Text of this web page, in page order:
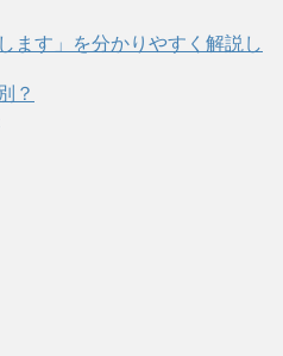
ます」を分かりやすく解説し
？